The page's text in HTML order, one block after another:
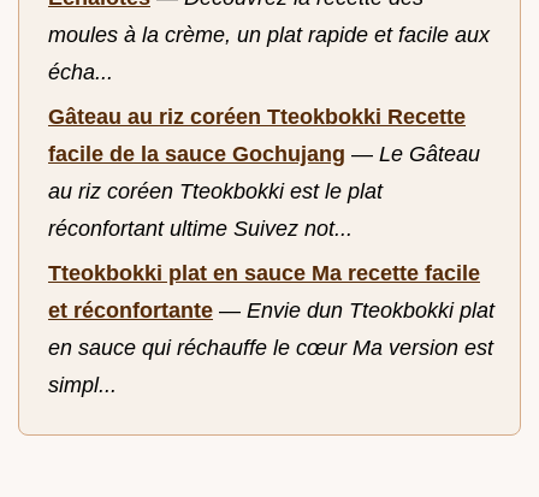
moules à la crème, un plat rapide et facile aux
écha...
Gâteau au riz coréen Tteokbokki Recette
facile de la sauce Gochujang — Le Gâteau
au riz coréen Tteokbokki est le plat
réconfortant ultime Suivez not...
Tteokbokki plat en sauce Ma recette facile
et réconfortante — Envie dun Tteokbokki plat
en sauce qui réchauffe le cœur Ma version est
simpl...